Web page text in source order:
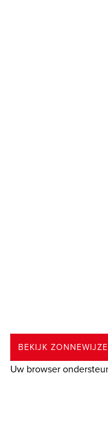
“Klein Profijt”.
----------
BEKIJK
Uw browser